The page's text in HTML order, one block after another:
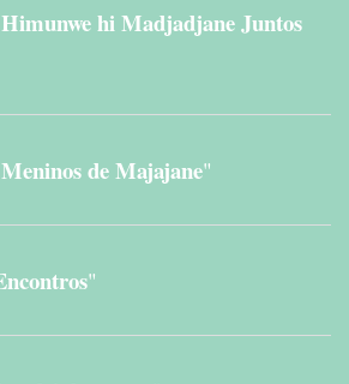
Himunwe hi Madjadjane Juntos
Meninos de Majajane"
"